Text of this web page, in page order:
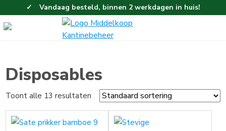
Vandaag besteld, binnen 2 werkdagen in huis!
Eenvoudig en gemakkelijk bestellen!
Gratis thuisbezorgd vanaf 100,-!
Disposables
Toont alle 13 resultaten